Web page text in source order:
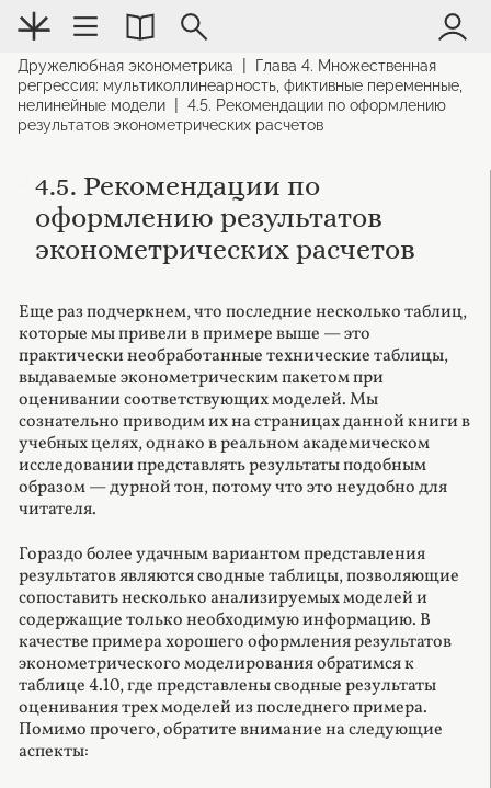
Дружелюбная эконометрика
Глава 4. Множественная
регрессия: мультиколлинеарность, фиктивные переменные,
нелинейные модели
4.5. Рекомендации по оформлению
результатов эконометрических расчетов
4.5. Рекомендации по
оформлению результатов
эконометрических расчетов
Еще раз подчеркнем, что последние несколько таблиц,
которые мы привели в примере выше — это
практически необработанные технические таблицы,
выдаваемые эконометрическим пакетом при
оценивании соответствующих моделей. Мы
сознательно приводим их на страницах данной книги в
учебных целях, однако в реальном академическом
исследовании представлять результаты подобным
образом — дурной тон, потому что это неудобно для
читателя.
Гораздо более удачным вариантом представления
результатов являются сводные таблицы, позволяющие
сопоставить несколько анализируемых моделей и
содержащие только необходимую информацию. В
качестве примера хорошего оформления результатов
эконометрического моделирования обратимся к
таблице 4.10, где представлены сводные результаты
оценивания трех моделей из последнего примера.
Помимо прочего, обратите внимание на следующие
аспекты: